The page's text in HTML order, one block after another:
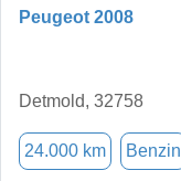
Peugeot 2008
Detmold, 32758
24.000 km Benzin